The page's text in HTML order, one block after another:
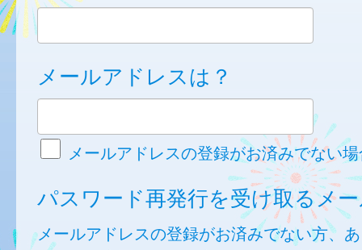
メールアドレスは？
メールアドレスの登録がお済みでない
パスワード再発行を受け取るメ
メールアドレスの登録がお済みでない方、